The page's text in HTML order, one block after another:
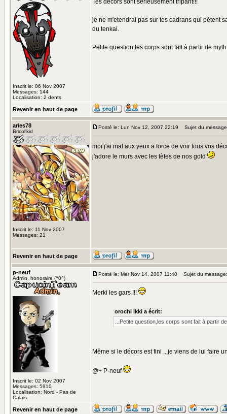
Inscrit le: 06 Nov 2007
Messages: 144
Localisation: 2 dents
Tes décors sont sérieusement tripant!!!
je ne m'etendrai pas sur tes cadrans qui pétent
du tenkai.
Petite question,les corps sont fait à partir de
Revenir en haut de page
aries78
Bricol'kid
Inscrit le: 11 Nov 2007
Messages: 21
Posté le: Lun Nov 12, 2007 22:19 Sujet du
moi j'ai mal aux yeux a force de voir tous vos
j'adore le murs avec les tètes de nos gold
Revenir en haut de page
p-neuf
Admin. honoraire (^0^)
Inscrit le: 02 Nov 2007
Messages: 5910
Localisation: Nord - Pas de
Calais
Posté le: Mer Nov 14, 2007 11:40 Sujet du message:
Merki les gars !!!
orochi ikki a écrit:
...Petite question,les corps sont fait à partir
Même si le décors est fini ...je viens de lui faire
@+ P-neuf
Revenir en haut de page